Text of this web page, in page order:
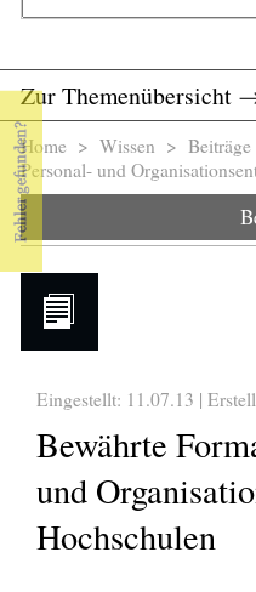
Zur Themenübersicht
Sie sind hier
Home > Wissen > Beiträge
Personal- und
Eingestellt: 11.07.13 |
Bewährte
und
Hochschulen